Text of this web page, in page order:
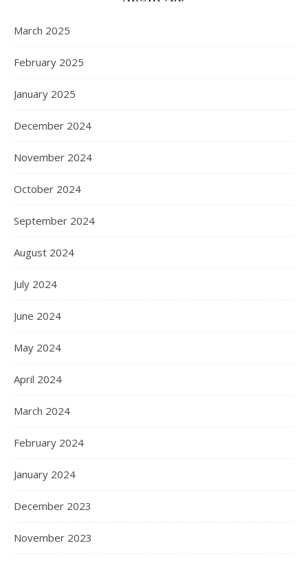
March 2025
February 2025
January 2025
December 2024
November 2024
October 2024
September 2024
August 2024
July 2024
June 2024
May 2024
April 2024
March 2024
February 2024
January 2024
December 2023
November 2023